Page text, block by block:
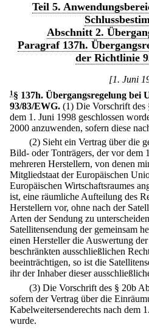
Teil 5.
Abschnitt 2.
Paragraf 137h.
der Richtlinie
[1. Juni
1 § 137h. Übergangsregelung bei
93/83/EWG. (1) Die Vorschrift des
dem 1. Juni 1998 geschlossen
2000 anzuwenden, sofern diese
(2) Sieht ein Vertrag über die
Bild- oder Tonträgers, der vor dem
mehreren Herstellern, von denen
Mitgliedstaat der Europäischen
Europäischen Wirtschaftsraumes
ist, eine räumliche Aufteilung des
Herstellern vor, ohne nach der
Arten der Sendung zu
Satellitensendung der gemeinsam
einen Hersteller die Auswertung
beschränkten ausschließlichen
beeinträchtigen, so ist die
ihr der Inhaber dieser
(3) Die Vorschrift des § 20b
sofern der Vertrag über die
Kabelweitersenderechts nach dem
wurde.